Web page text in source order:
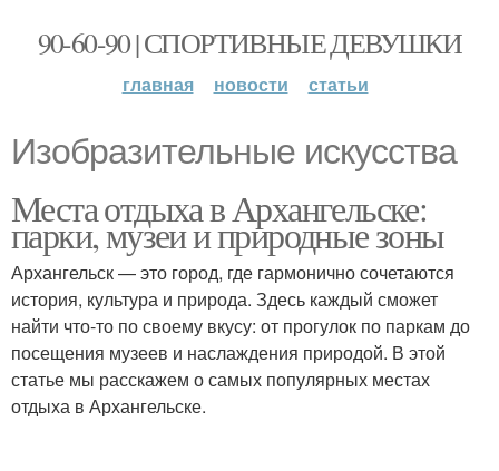
90-60-90 | СПОРТИВНЫЕ ДЕВУШКИ
главная новости статьи
Изобразительные искусства
Места отдыха в Архангельске:
парки, музеи и природные зоны
Архангельск — это город, где гармонично сочетаются
история, культура и природа. Здесь каждый сможет
найти что-то по своему вкусу: от прогулок по паркам до
посещения музеев и наслаждения природой. В этой
статье мы расскажем о самых популярных местах
отдыха в Архангельске.